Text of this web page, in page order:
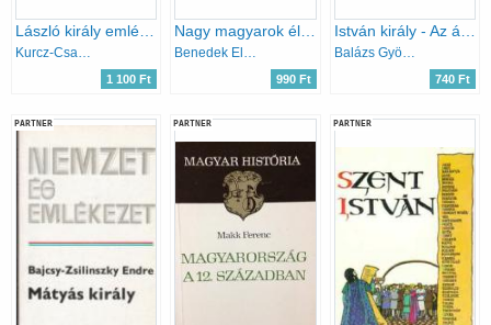
Kurcz-Csanád-Vida
1 100 Ft
Benedek Elek
990 Ft
Balázs György
740 Ft
PARTNER PARTNER PARTNER